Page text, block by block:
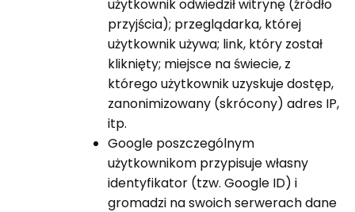
użytkownik odwiedził witrynę (źródło
przyjścia); przeglądarka, której
użytkownik używa; link, który został
kliknięty; miejsce na świecie, z
którego użytkownik uzyskuje dostęp,
zanonimizowany (skrócony) adres IP,
itp.
Google poszczególnym
użytkownikom przypisuje własny
identyfikator (tzw. Google ID) i
gromadzi na swoich serwerach dane